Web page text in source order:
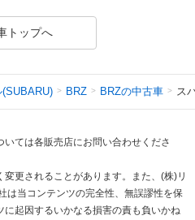
トップへ
(SUBARU) BRZ BRZの中古車 ス
ては各販売店にお問い合わせくださ
更されることがあります。また、(株)リ
は当コンテンツの完全性、無誤謬性を保
起因するいかなる損害の責も負いかね